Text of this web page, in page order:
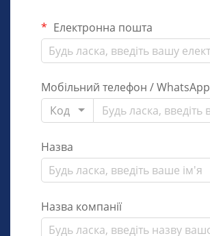
Електронна пошта
Мобільний телефон / WhatsApp
Код
Назва
Назва компанії